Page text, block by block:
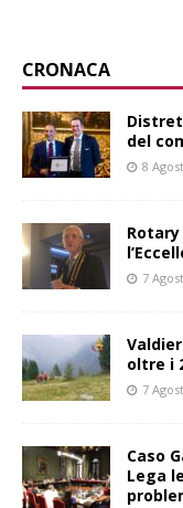
CRONACA
del
8
7
oltre i
7
Caso
Lega